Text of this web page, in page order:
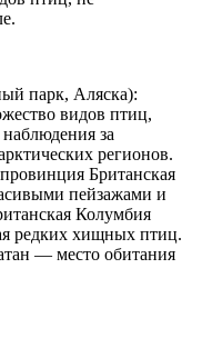
парк, Аляска):
видов птиц,
за
регионов.
Британская
пейзажами и
Колумбия
редких хищных птиц.
— место обитания